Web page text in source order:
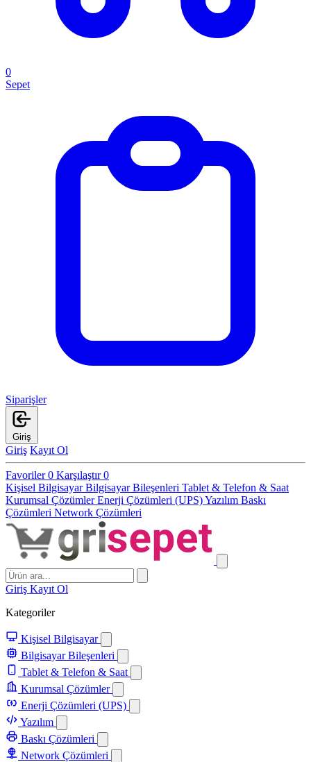
0
Sepet
Siparişler
Giriş
Giriş Kayıt Ol
Favoriler0 Karşılaştır0
Kişisel BilgisayarBilgisayar Bileşenleri Tablet & Telefon & Saat
Kurumsal ÇözümlerEnerji Çözümleri (UPS)Yazılım Baskı
Çözümleri Network Çözümleri
Giriş Kayıt Ol
Kategoriler
Kişisel Bilgisayar
Bilgisayar Bileşenleri
Tablet & Telefon & Saat
Kurumsal Çözümler
Enerji Çözümleri (UPS)
Yazılım
Baskı Çözümleri
Network Çözümleri